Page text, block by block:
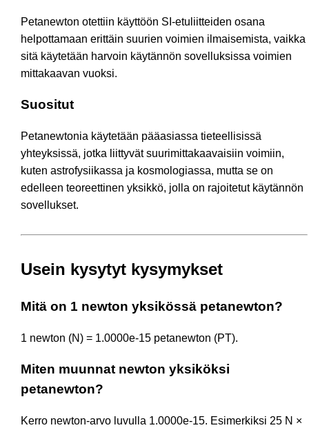
Petanewton otettiin käyttöön SI-etuliitteiden osana
helpottamaan erittäin suurien voimien ilmaisemista, vaikka
sitä käytetään harvoin käytännön sovelluksissa voimien
mittakaavan vuoksi.
Suositut
Petanewtonia käytetään pääasiassa tieteellisissä
yhteyksissä, jotka liittyvät suurimittakaavaisiin voimiin,
kuten astrofysiikassa ja kosmologiassa, mutta se on
edelleen teoreettinen yksikkö, jolla on rajoitetut käytännön
sovellukset.
Usein kysytyt kysymykset
Mitä on 1 newton yksikössä petanewton?
1 newton (N) = 1.0000e-15 petanewton (PT).
Miten muunnat newton yksiköksi
petanewton?
Kerro newton-arvo luvulla 1.0000e-15. Esimerkiksi 25 N ×